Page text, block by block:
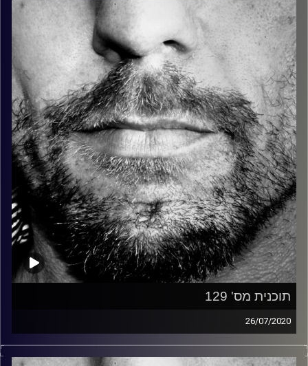
כל מה שחי, אמיתי ונושם.
עם שמוליק רגב.
קרדיט תמונות: David Goehring
תוכנית מס' 129
26/07/2020
זיפים, מוזיקה מחוספסת של הופעות חיות. הרבה ג'אם, רוק,
בלוז, bluegrass, ג'אז, Fאנק, פרוגרסיב ואפילו אלקטרוניקה.